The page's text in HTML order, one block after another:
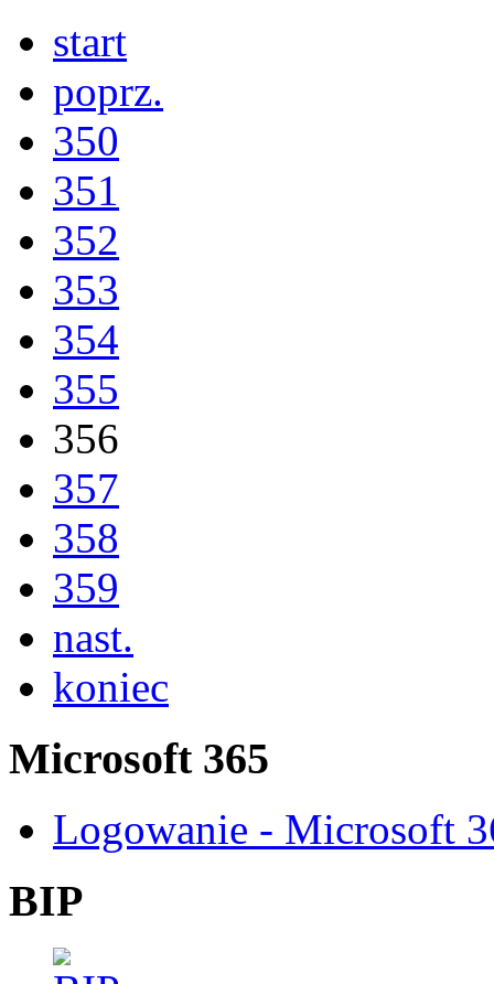
start
poprz.
350
351
352
353
354
355
356
357
358
359
nast.
koniec
Microsoft 365
Logowanie - Microsoft
BIP